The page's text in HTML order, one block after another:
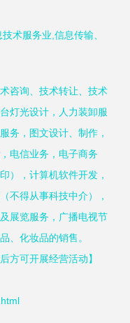
术服务业,信息传输、
咨询、技术转让、技术
灯光设计，人力装卸服
务，图文设计、制作，
电信业务，电子商务
），计算机软件开发，
不得从事科技中介），
展览服务，广播电视节
、化妆品的销售。
方可开展经营活动】